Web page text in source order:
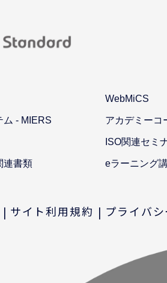
ム - MIERS
連書類
WebMiCS
アカデミーコ
ISO関連セミ
eラーニング
サイト利用規約 プライバ